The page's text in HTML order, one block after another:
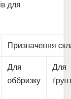
для
Призначення
Для
оббризку
Для